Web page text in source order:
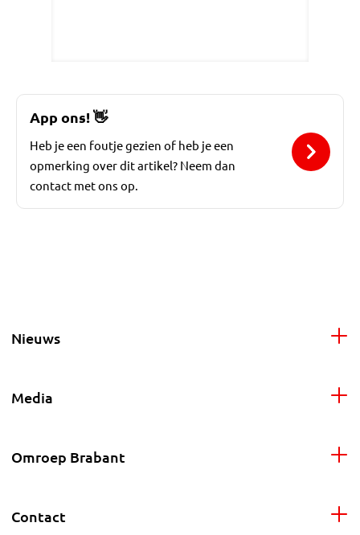
App ons!👋
Heb je een foutje gezien of heb je een
opmerking over dit artikel? Neem dan
contact met ons op.
Nieuws
Media
Omroep Brabant
Contact